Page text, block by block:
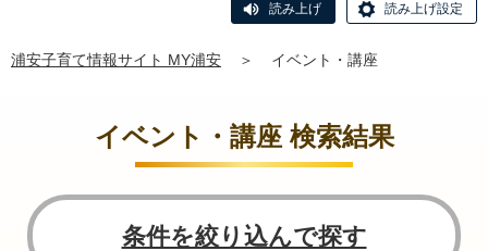
読み上げ 読み上げ設定
浦安子育て情報サイト MY浦安 ＞ イベント・講座
イベント・講座 検索結果
条件を絞り込んで探す